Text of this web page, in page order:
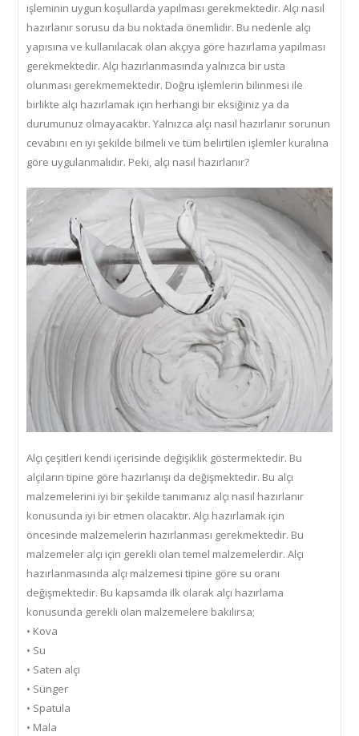
işleminin uygun koşullarda yapılması gerekmektedir. Alçı nasıl
hazırlanır sorusu da bu noktada önemlidir. Bu nedenle alçı
yapısına ve kullanılacak olan akçıya göre hazırlama yapılması
gerekmektedir. Alçı hazırlanmasında yalnızca bir usta
olunması gerekmemektedir. Doğru işlemlerin bilinmesi ile
birlikte alçı hazırlamak için herhangi bir eksiğiniz ya da
durumunuz olmayacaktır. Yalnızca alçı nasıl hazırlanır sorunun
cevabını en iyi şekilde bilmeli ve tüm belirtilen işlemler kuralına
göre uygulanmalıdır. Peki, alçı nasıl hazırlanır?
Alçı çeşitleri kendi içerisinde değişiklik göstermektedir. Bu
alçıların tipine göre hazırlanışı da değişmektedir. Bu alçı
malzemelerini iyi bir şekilde tanımanız alçı nasıl hazırlanır
konusunda iyi bir etmen olacaktır. Alçı hazırlamak için
öncesinde malzemelerin hazırlanması gerekmektedir. Bu
malzemeler alçı için gerekli olan temel malzemelerdir. Alçı
hazırlanmasında alçı malzemesi tipine göre su oranı
değişmektedir. Bu kapsamda ilk olarak alçı hazırlama
konusunda gerekli olan malzemelere bakılırsa;
• Kova
• Su
• Saten alçı
• Sünger
• Spatula
• Mala